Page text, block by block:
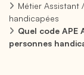
Métier Assistant
handicapées
Quel code APE
personnes